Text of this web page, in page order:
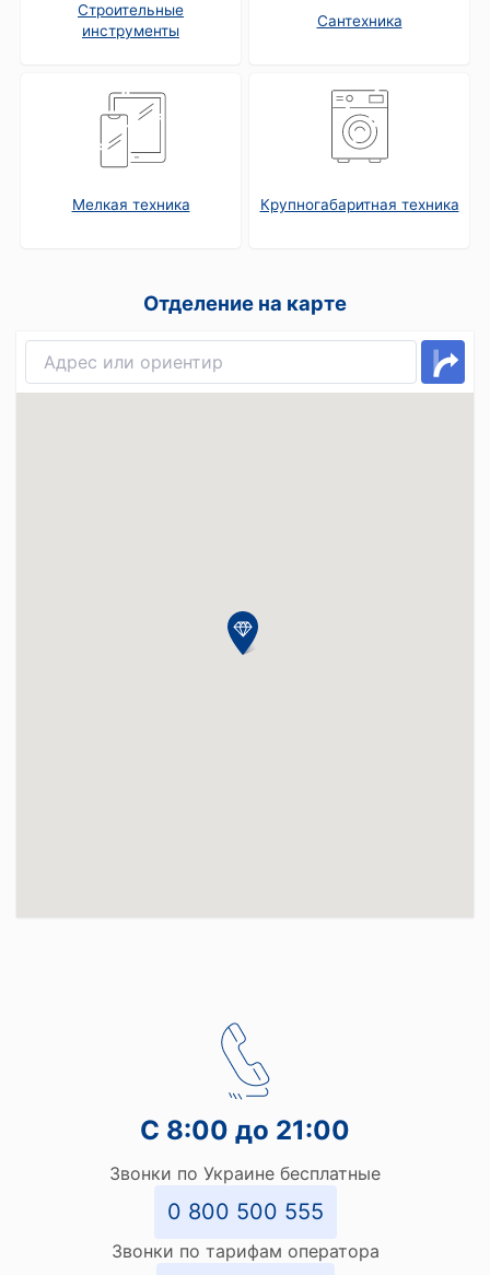
Строительные
инструменты
Сантехника
Мелкая техника Крупногабаритная техника
Отделение на карте
С 8:00 до 21:00
Звонки по Украине бесплатные
0 800 500 555
Звонки по тарифам оператора